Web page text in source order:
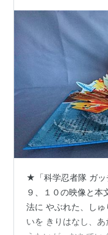
★「科学忍者隊 ガッ
９、１０の映像と本
法に やぶれた、し
いを きりはなし、